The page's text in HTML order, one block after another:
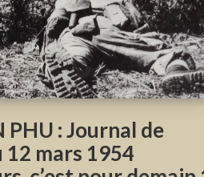
PHU : Journal de
12 mars 1954